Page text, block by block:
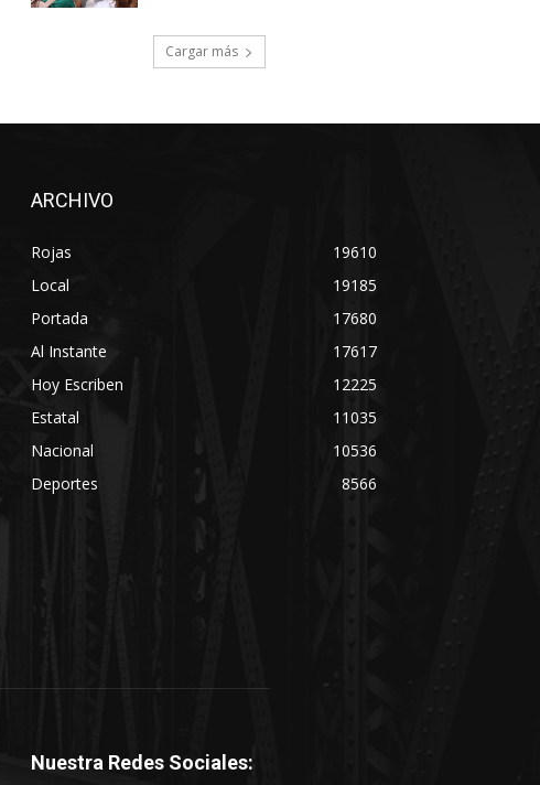
Cargar más
ARCHIVO
Rojas
19610
Local
19185
Portada
17680
Al Instante
17617
Hoy Escriben
12225
Estatal
11035
Nacional
10536
Deportes
8566
Nuestra Redes Sociales: